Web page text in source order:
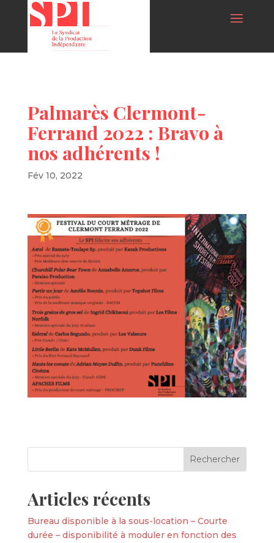
Palmarès Clermont-
Ferrand 2022 : Bravo à
nos adhérents !
Fév 10, 2022
Articles récents
Bureau disponible à la sous-location – Courte
durée – disponibilité à moduler en fonction des